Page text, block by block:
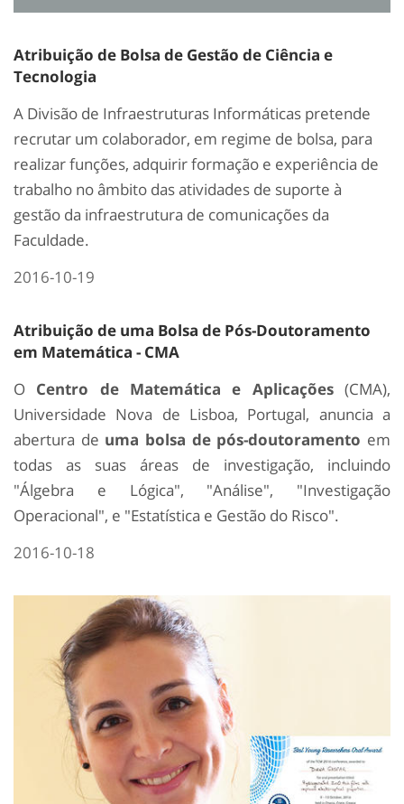
Atribuição de Bolsa de Gestão de Ciência e
Tecnologia
A Divisão de Infraestruturas Informáticas pretende
recrutar um colaborador, em regime de bolsa, para
realizar funções, adquirir formação e experiência de
trabalho no âmbito das atividades de suporte à
gestão da infraestrutura de comunicações da
Faculdade.
2016-10-19
Atribuição de uma Bolsa de Pós-Doutoramento
em Matemática - CMA
O Centro de Matemática e Aplicações(CMA),
Universidade Nova de Lisboa, Portugal, anuncia a
abertura de uma bolsa de pós-doutoramento em
todas as suas áreas de investigação, incluindo
"Álgebra e Lógica", "Análise", "Investigação
Operacional", e "Estatística e Gestão do Risco".
2016-10-18